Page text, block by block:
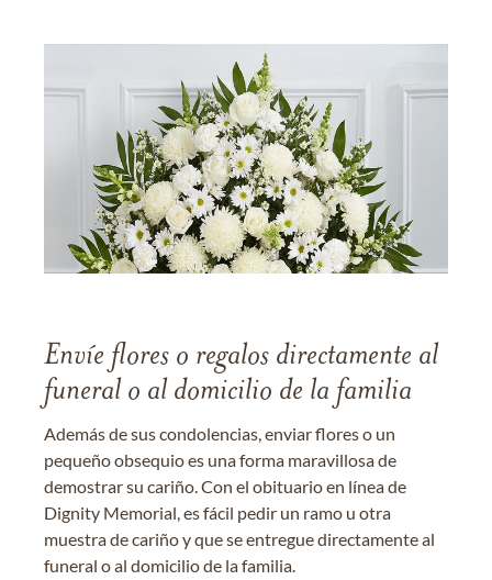
Envíe flores o regalos directamente al
funeral o al domicilio de la familia
Además de sus condolencias, enviar flores o un
pequeño obsequio es una forma maravillosa de
demostrar su cariño. Con el obituario en línea de
Dignity Memorial, es fácil pedir un ramo u otra
muestra de cariño y que se entregue directamente al
funeral o al domicilio de la familia.